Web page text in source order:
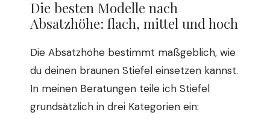
Die besten Modelle nach
Absatzhöhe: flach, mittel und hoch
Die Absatzhöhe bestimmt maßgeblich, wie
du deinen braunen Stiefel einsetzen kannst.
In meinen Beratungen teile ich Stiefel
grundsätzlich in drei Kategorien ein: